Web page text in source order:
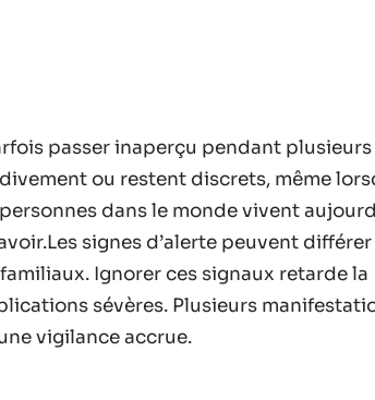
passer inaperçu pendant plusieurs
ou restent discrets, même
dans le monde vivent
signes d’alerte peuvent différer
Ignorer ces signaux retarde la
sévères. Plusieurs
vigilance accrue.